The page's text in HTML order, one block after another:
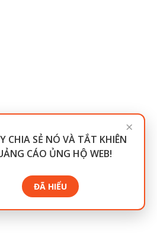
×
CHIA SẺ NÓ VÀ TẮT KHIÊN
CÁO ỦNG HỘ WEB!
ĐÃ HIỂU